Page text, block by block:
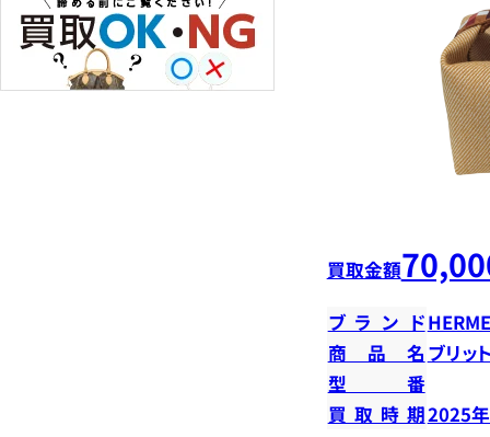
買取金額
ブランド
商品名 ブリッ
型番
買取時期2025